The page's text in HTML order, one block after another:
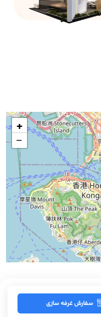
+
−
سفارش غرفه سازی